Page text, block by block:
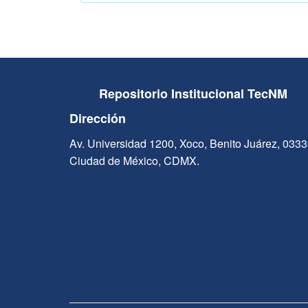
Repositorio Institucional TecNM
Dirección
Av. Universidad 1200, Xoco, Benito Juárez,
Ciudad de México, CDMX.